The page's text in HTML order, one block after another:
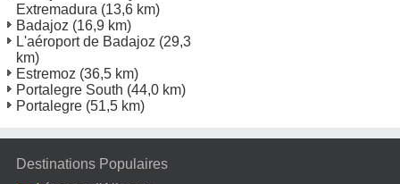
Extremadura (13,6 km)
Badajoz (16,9 km)
L'aéroport de Badajoz (29,3
km)
Estremoz (36,5 km)
Portalegre South (44,0 km)
Portalegre (51,5 km)
Destinations Populaires